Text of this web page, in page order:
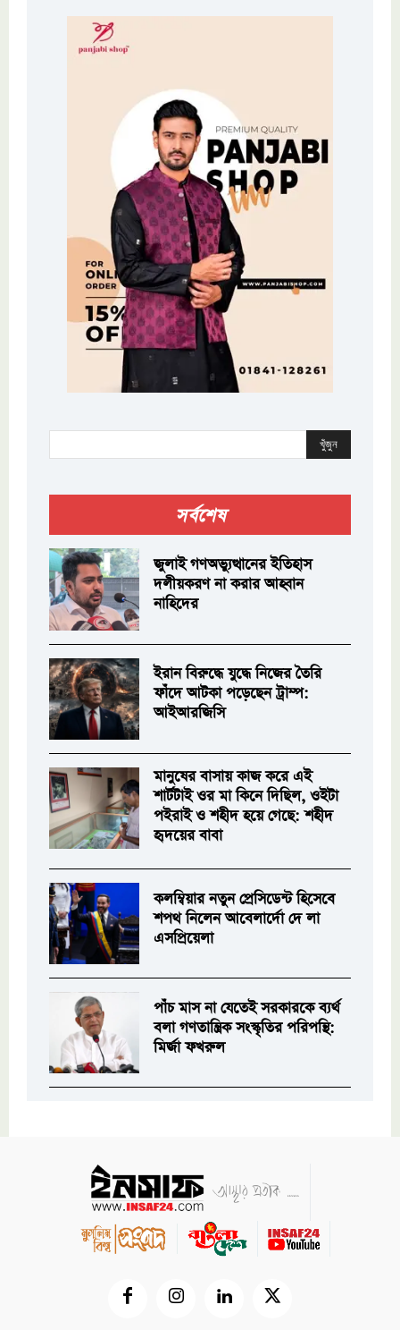
খুঁজুন
সর্বশেষ
জুলাই গণঅভ্যুত্থানের ইতিহাস
দলীয়করণ না করার আহ্বান
নাহিদের
ইরান বিরুদ্ধে যুদ্ধে নিজের তৈরি
ফাঁদে আটকা পড়েছেন ট্রাম্প:
আইআরজিসি
মানুষের বাসায় কাজ করে এই
শার্টটাই ওর মা কিনে দিছিল, ওইটা
পইরাই ও শহীদ হয়ে গেছে: শহীদ
হৃদয়ের বাবা
কলম্বিয়ার নতুন প্রেসিডেন্ট হিসেবে
শপথ নিলেন আবেলার্দো দে লা
এসপ্রিয়েলা
পাঁচ মাস না যেতেই সরকারকে ব্যর্থ
বলা গণতান্ত্রিক সংস্কৃতির পরিপন্থি:
মির্জা ফখরুল